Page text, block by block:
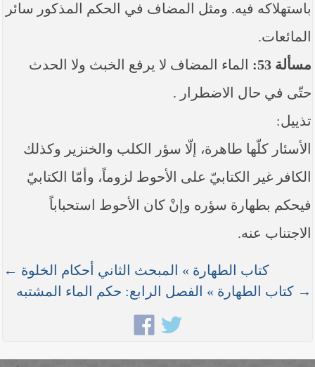
باستهلاكه فيه. ومثل المضاف في الحكم المذكور سائر
المائعات.
مسألة 53:
الماء المضاف لا يرفع الخبث ولا الحدث
حتّى في حال الاضطرار .
تذييل:
الأسئار كلّها طاهرة، إلّا سؤر الكلب والخنزير وكذلك
الكافر غير الكتابيّ على الأحوط لزوماً، وأمّا الكتابيّ
فيحكم بطهارة سؤره وإنْ كان الأحوط استحباباً
الاجتناب عنه.
كتاب الطهارة » المبحث الثاني أحكام الخلوة ←
→ كتاب الطهارة » الفصل الرابع: حكم الماء المشتبه